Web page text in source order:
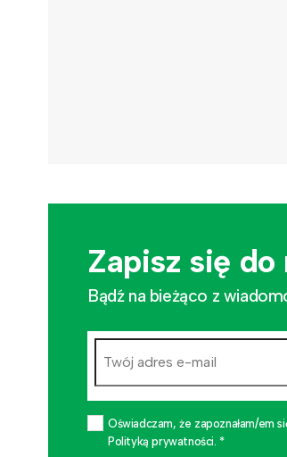
Zapisz się
Bądź na bieżąco z
Oświadczam, że zapoznałam/em
Polityką prywatności. *